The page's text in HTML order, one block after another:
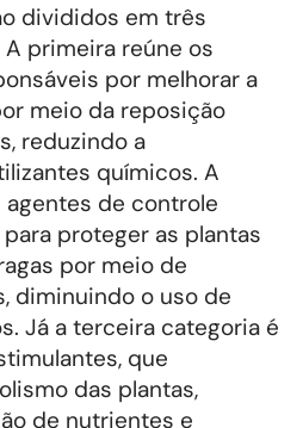
divididos em três
primeira reúne os
por melhorar a
meio da reposição
reduzindo a
químicos. A
agentes de controle
proteger as plantas
por meio de
diminuindo o uso de
Já a terceira categoria é
que
das plantas,
de nutrientes e